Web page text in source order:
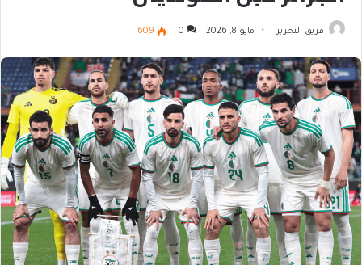
فريق التحرير مايو 8, 2026 0
609